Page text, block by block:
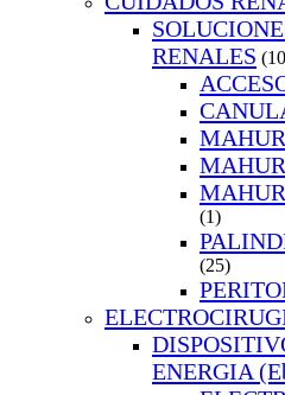
RENALES
(1)
(25)
ENERGIA